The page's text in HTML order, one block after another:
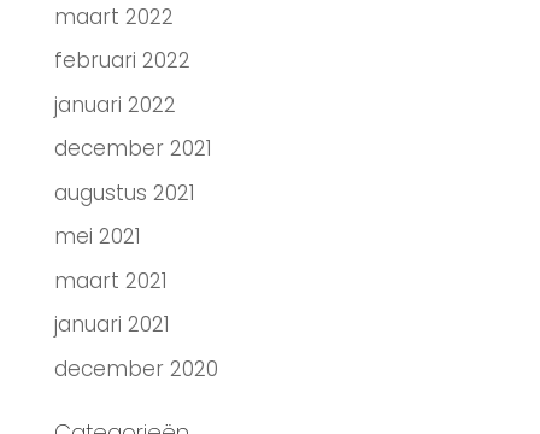
maart 2022
februari 2022
januari 2022
december 2021
augustus 2021
mei 2021
maart 2021
januari 2021
december 2020